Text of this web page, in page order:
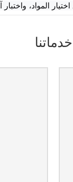
خدماتنا